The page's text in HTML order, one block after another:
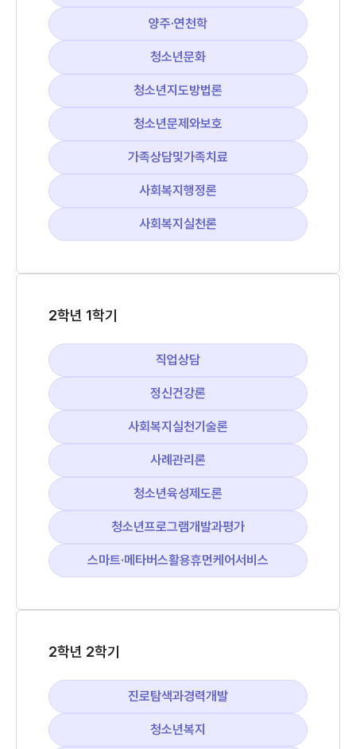
양주·연천학
청소년문화
청소년지도방법론
청소년문제와보호
가족상담및가족치료
사회복지행정론
사회복지실천론
2학년 1학기
직업상담
정신건강론
사회복지실천기술론
사례관리론
청소년육성제도론
청소년프로그램개발과평가
스마트·메타버스활용휴먼케어서비스
2학년 2학기
진로탐색과경력개발
청소년복지